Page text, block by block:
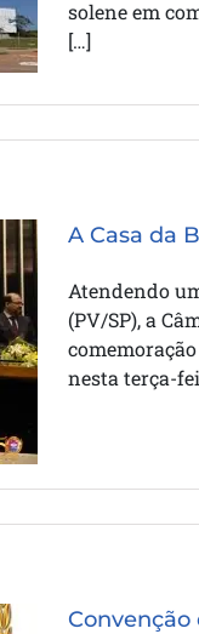
solene em
[…]
A Casa da
Atendendo
(PV/SP), a
nesta terça-
Convenção